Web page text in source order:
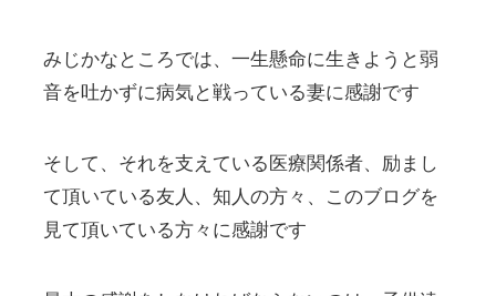
みじかなところでは、一生懸命に生きようと弱
音を吐かずに病気と戦っている妻に感謝です
そして、それを支えている医療関係者、励まし
て頂いている友人、知人の方々、このブログを
見て頂いている方々に感謝です